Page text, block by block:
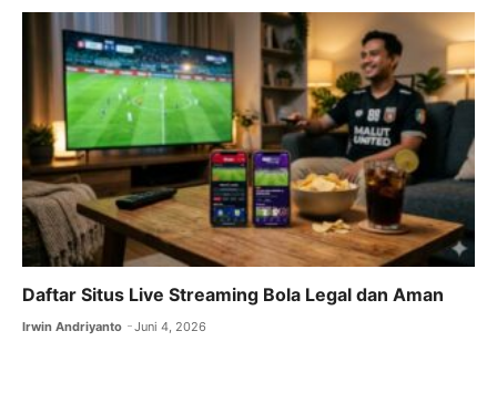
Daftar Situs Live Streaming Bola Legal dan Aman
Irwin Andriyanto Juni 4, 2026